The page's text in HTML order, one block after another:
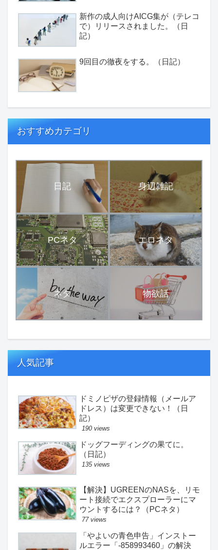
新作の成人向けAICG集が（テレコ
で）リリースされました。（日
記）
9回目の徹夜をする。（日記）
おすすめカテゴリ
日記 身辺雑記
PCネタ エロネタ
ネタ 物欲話
人気記事
ドミノピザの登録情報（メールア
ドレス）は変更できない！（日
記）
190 views
ドッグフーディングの果てに。
（日記）
135 views
【解決】UGREENのNASを、リモ
ート接続でエクスプローラーにマ
ウントするには？（PCネタ）
77 views
「やよいの青色申告」インストー
ルエラー「-858993460」の解決